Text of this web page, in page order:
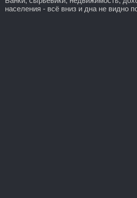
населения - всё вниз и дна не видно